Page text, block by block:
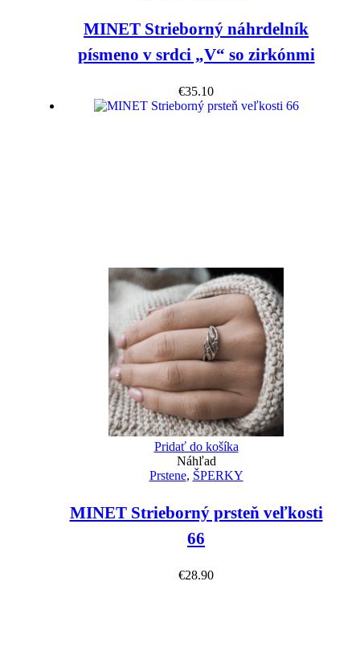
MINET Strieborný náhrdelník
písmeno v srdci „V“ so zirkónmi
€35.10
Pridať do košíka
Náhľad
Prstene, ŠPERKY
MINET Strieborný prsteň veľkosti
66
€28.90